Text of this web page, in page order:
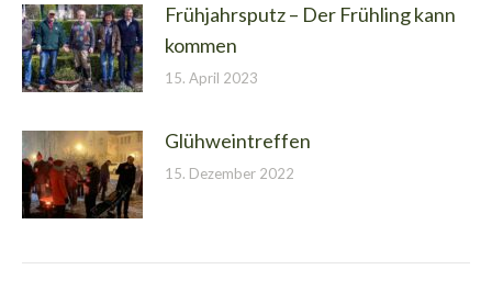
Frühjahrsputz – Der Frühling kann
kommen
15. April 2023
Glühweintreffen
15. Dezember 2022